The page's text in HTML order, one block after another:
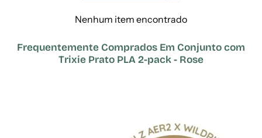
Nenhum item encontrado
Frequentemente Comprados Em Conjunto com
Trixie Prato PLA 2-pack - Rose